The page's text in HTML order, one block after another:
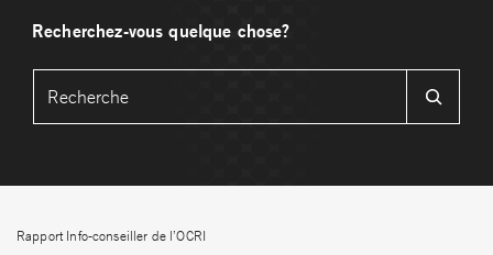
Recherchez-vous quelque chose?
Rapport Info-conseiller de l’OCRI